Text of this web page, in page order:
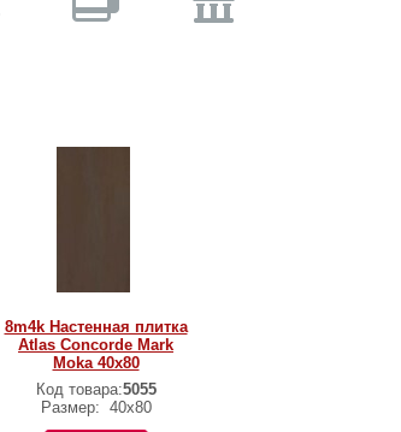
8m4k Настенная плитка
Atlas Concorde Mark
Moka 40x80
Код товара:5055
Размер: 40x80